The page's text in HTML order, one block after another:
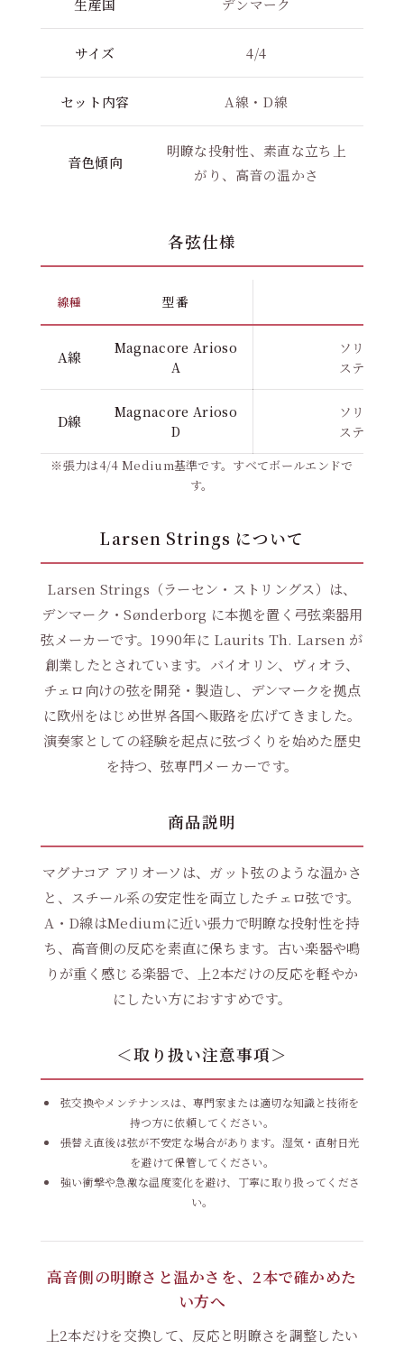
サイズ 4/4
セット内容 A線・D線
音色傾向
明瞭な投射性、素直な立ち上
がり、高音の温かさ
各弦仕様
線種 型番
A線
Magnacore Arioso
A
ソリッド
ステンレ
D線
Magnacore Arioso
D
ソリッド
ステンレ
※張力は4/4 Medium基準です。すべてボールエンドで
す。
Larsen Strings について
Larsen Strings（ラーセン・ストリングス）は、
デンマーク・Sønderborg に本拠を置く弓弦楽器用
弦メーカーです。1990年に Laurits Th. Larsen が
創業したとされています。バイオリン、ヴィオラ、
チェロ向けの弦を開発・製造し、デンマークを拠点
に欧州をはじめ世界各国へ販路を広げてきました。
演奏家としての経験を起点に弦づくりを始めた歴史
を持つ、弦専門メーカーです。
商品説明
マグナコア アリオーソは、ガット弦のような温かさ
と、スチール系の安定性を両立したチェロ弦です。
A・D線はMediumに近い張力で明瞭な投射性を持
ち、高音側の反応を素直に保ちます。古い楽器や鳴
りが重く感じる楽器で、上2本だけの反応を軽やか
にしたい方におすすめです。
＜取り扱い注意事項＞
弦交換やメンテナンスは、専門家または適切な知識と技術を
持つ方に依頼してください。
張替え直後は弦が不安定な場合があります。湿気・直射日光
を避けて保管してください。
強い衝撃や急激な温度変化を避け、丁寧に取り扱ってくださ
い。
高音側の明瞭さと温かさを、2本で確かめた
い方へ
上2本だけを交換して、反応と明瞭さを調整したい